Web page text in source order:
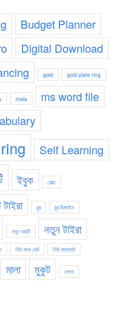
Budget Planner
Digital Download
gold gold plate ring
mala ms word file
ring
Self Learning
ইবুক গোল্ড
চুর চুর ডিজাইন
নতুন আংটি নতুন টাইরা
নিউ মালা সেট নিউ মালাসেট
মালা মুকুট সোনা